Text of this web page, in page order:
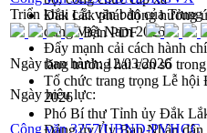
Đắk Lắk phát động hưởng
dùng Việt Nam 2026
Đẩy mạnh cải cách hành
tăng trưởng hai con số
Tổ chức trang trọng Lễ hội
2026
Phó Bí thư Tỉnh ủy Đắk
Triển khai các văn bản của
Bản PDF
Ngày ban hành:12/03/2026
Ngày hiệu lực:
Công văn 3257/UBND-PVHCC